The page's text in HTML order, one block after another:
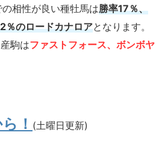
相性が良い種牡馬は勝率17％、
％のロードカナロアとなります。
駒はファストフォース、ボンボヤ
！ (土曜日更新)